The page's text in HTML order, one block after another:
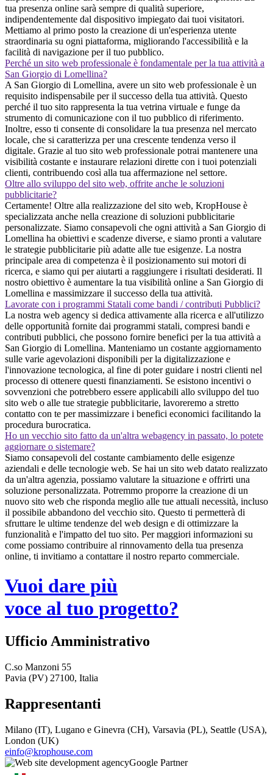
tua presenza online sarà sempre di qualità superiore,
indipendentemente dal dispositivo impiegato dai tuoi visitatori.
Mettiamo al primo posto la creazione di un'esperienza utente
straordinaria su ogni piattaforma, migliorando l'accessibilità e la
facilità di navigazione per il tuo pubblico.
Perché un sito web professionale è fondamentale per la tua attività a
San Giorgio di Lomellina?
A San Giorgio di Lomellina, avere un sito web professionale è un
requisito indispensabile per il successo della tua attività. Questo
perché il tuo sito rappresenta la tua vetrina virtuale e funge da
strumento di comunicazione con il tuo pubblico di riferimento.
Inoltre, esso ti consente di consolidare la tua presenza nel mercato
locale, che si caratterizza per una crescente tendenza verso il
digitale. Grazie al tuo sito web professionale potrai mantenere una
visibilità costante e instaurare relazioni dirette con i tuoi potenziali
clienti, contribuendo così alla tua affermazione nel settore.
Oltre allo sviluppo del sito web, offrite anche le soluzioni
pubblicitarie?
Certamente! Oltre alla realizzazione del sito web, KropHouse è
specializzata anche nella creazione di soluzioni pubblicitarie
personalizzate. Siamo consapevoli che ogni attività a San Giorgio di
Lomellina ha obiettivi e scadenze diverse, e siamo pronti a valutare
le strategie pubblicitarie più adatte alle tue esigenze. La nostra
principale area di competenza è il posizionamento sui motori di
ricerca, e siamo qui per aiutarti a raggiungere i risultati desiderati. Il
nostro obiettivo è aumentare la tua visibilità online a San Giorgio di
Lomellina e massimizzare il successo della tua attività.
Lavorate con i programmi Statali come bandi / contributi Pubblici?
La nostra web agency si dedica attivamente alla ricerca e all'utilizzo
delle opportunità fornite dai programmi statali, compresi bandi e
contributi pubblici, che possono fornire benefici per la tua attività a
San Giorgio di Lomellina. Manteniamo un costante aggiornamento
sulle varie agevolazioni disponibili per la digitalizzazione e
l'innovazione tecnologica, al fine di poter guidare i nostri clienti nel
processo di ottenere questi finanziamenti. Se esistono incentivi o
sovvenzioni che potrebbero essere applicabili allo sviluppo del tuo
sito web o alle tue strategie pubblicitarie, lavoreremo a stretto
contatto con te per massimizzare i benefici economici facilitando la
procedura burocratica.
Ho un vecchio sito fatto da un'altra webagency in passato, lo potete
aggiornare o sistemare?
Siamo consapevoli del costante cambiamento delle esigenze
aziendali e delle tecnologie web. Se hai un sito web datato realizzato
da un'altra agenzia, possiamo valutare la situazione e offrirti una
soluzione personalizzata. Potremmo proporre la creazione di un
nuovo sito web che risponda meglio alle tue attuali necessità, incluso
il possibile abbandono del vecchio sito. Questo ti permetterà di
sfruttare le ultime tendenze del web design e di ottimizzare la
funzionalità e l'impatto del tuo sito. Per maggiori informazioni su
come possiamo contribuire al rinnovamento della tua presenza
online, ti invitiamo a contattare il nostro reparto commerciale.
Vuoi dare più
voce al tuo progetto?
Ufficio Amministrativo
C.so Manzoni 55
Pavia (PV) 27100, Italia
Rappresentanti
Milano (IT), Lugano e Ginevra (CH), Varsavia (PL), Seattle (USA),
London (UK)
einfo@krophouse.com